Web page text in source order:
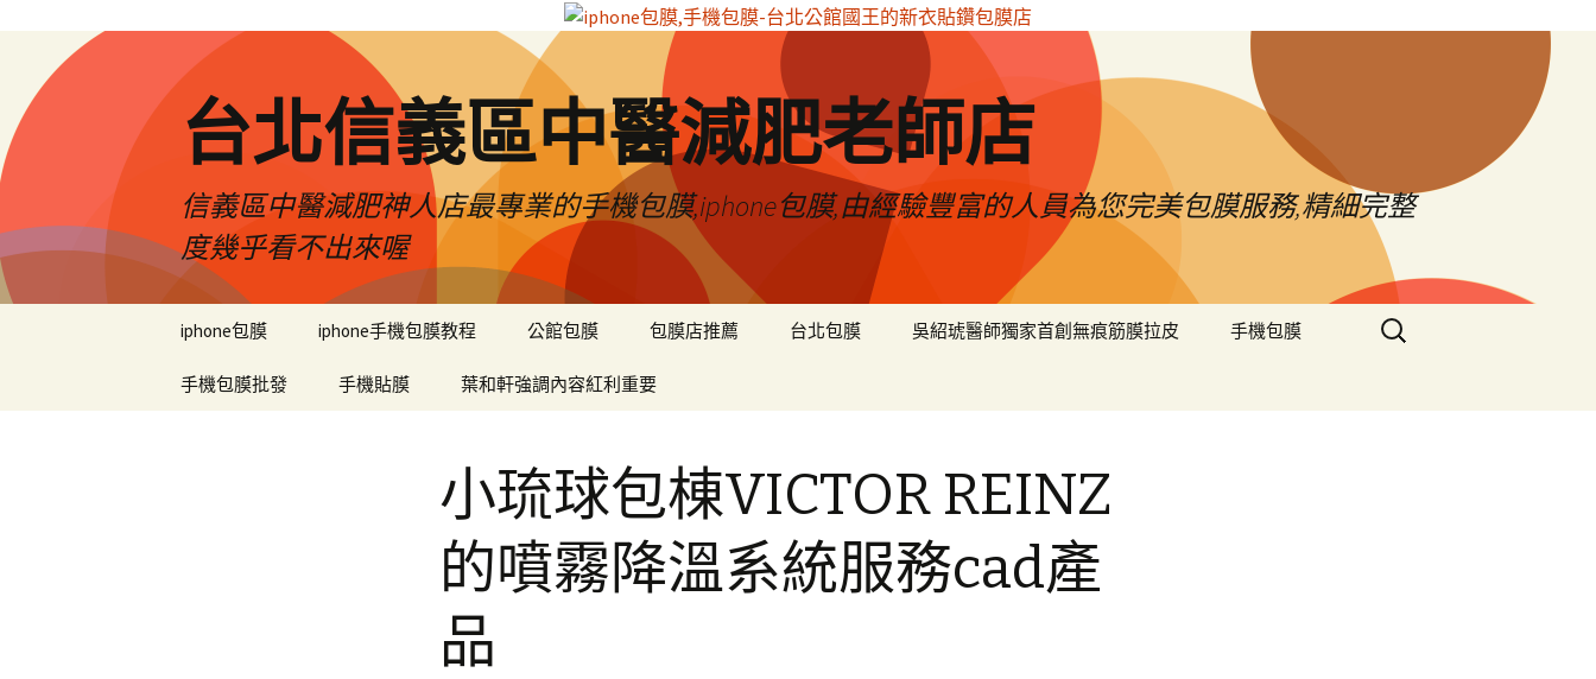
台北信義區中醫減肥老師店
信義區中醫減肥神人店最專業的手機包膜,iphone包膜,由經驗豐富的人員為您完美包膜服務,精細完整
度幾乎看不出來喔
iphone包膜 iphone手機包膜教程 公館包膜 包膜店推薦 台北包膜 吳紹琥醫師獨家首創無痕筋膜拉皮 手機包膜
手機包膜批發 手機貼膜 葉和軒強調內容紅利重要
搜
尋
小琉球包棟VICTOR REINZ
的噴霧降溫系統服務cad產
品